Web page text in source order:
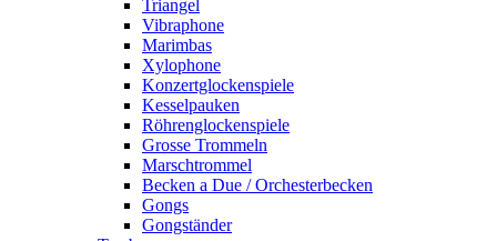
Triangel
Vibraphone
Marimbas
Xylophone
Konzertglockenspiele
Kesselpauken
Röhren­glocken­spiele
Grosse Trommeln
Marschtrommel
Becken a Due / Orchester­becken
Gongs
Gongständer